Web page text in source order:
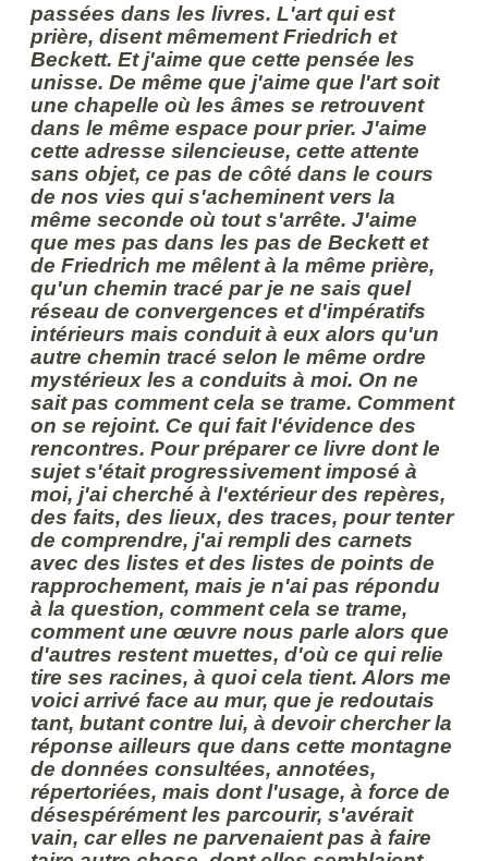
passées dans les livres. L'art qui est
prière, disent mêmement Friedrich et
Beckett. Et j'aime que cette pensée les
unisse. De même que j'aime que l'art soit
une chapelle où les âmes se retrouvent
dans le même espace pour prier. J'aime
cette adresse silencieuse, cette attente
sans objet, ce pas de côté dans le cours
de nos vies qui s'acheminent vers la
même seconde où tout s'arrête. J'aime
que mes pas dans les pas de Beckett et
de Friedrich me mêlent à la même prière,
qu'un chemin tracé par je ne sais quel
réseau de convergences et d'impératifs
intérieurs mais conduit à eux alors qu'un
autre chemin tracé selon le même ordre
mystérieux les a conduits à moi. On ne
sait pas comment cela se trame. Comment
on se rejoint. Ce qui fait l'évidence des
rencontres. Pour préparer ce livre dont le
sujet s'était progressivement imposé à
moi, j'ai cherché à l'extérieur des repères,
des faits, des lieux, des traces, pour tenter
de comprendre, j'ai rempli des carnets
avec des listes et des listes de points de
rapprochement, mais je n'ai pas répondu
à la question, comment cela se trame,
comment une œuvre nous parle alors que
d'autres restent muettes, d'où ce qui relie
tire ses racines, à quoi cela tient. Alors me
voici arrivé face au mur, que je redoutais
tant, butant contre lui, à devoir chercher la
réponse ailleurs que dans cette montagne
de données consultées, annotées,
répertoriées, mais dont l'usage, à force de
désespérément les parcourir, s'avérait
vain, car elles ne parvenaient pas à faire